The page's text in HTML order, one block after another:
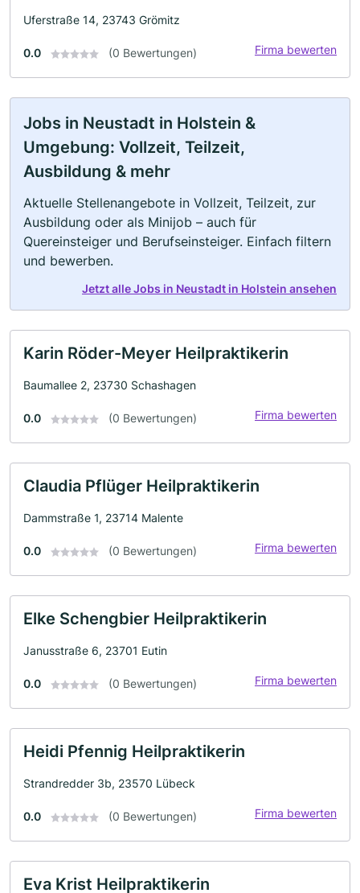
Uferstraße 14, 23743 Grömitz
0.0 (0 Bewertungen) Firma bewerten
Jobs in Neustadt in Holstein &
Umgebung: Vollzeit, Teilzeit,
Ausbildung & mehr
Aktuelle Stellenangebote in Vollzeit, Teilzeit, zur
Ausbildung oder als Minijob – auch für
Quereinsteiger und Berufseinsteiger. Einfach filtern
und bewerben.
Jetzt alle Jobs in Neustadt in Holstein ansehen
Karin Röder-Meyer Heilpraktikerin
Baumallee 2, 23730 Schashagen
0.0 (0 Bewertungen) Firma bewerten
Claudia Pflüger Heilpraktikerin
Dammstraße 1, 23714 Malente
0.0 (0 Bewertungen) Firma bewerten
Elke Schengbier Heilpraktikerin
Janusstraße 6, 23701 Eutin
0.0 (0 Bewertungen) Firma bewerten
Heidi Pfennig Heilpraktikerin
Strandredder 3b, 23570 Lübeck
0.0 (0 Bewertungen) Firma bewerten
Eva Krist Heilpraktikerin